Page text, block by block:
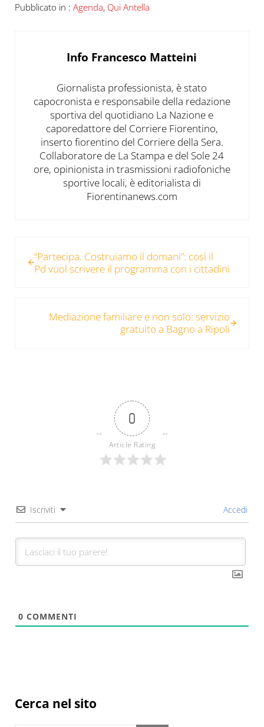
Pubblicato in : Agenda, Qui Antella
Info Francesco Matteini
Giornalista professionista, è stato
capocronista e responsabile della redazione
sportiva del quotidiano La Nazione e
caporedattore del Corriere Fiorentino,
inserto fiorentino del Corriere della Sera.
Collaboratore de La Stampa e del Sole 24
ore, opinionista in trasmissioni radiofoniche
sportive locali, è editorialista di
Fiorentinanews.com
“Partecipa. Costruiamo il domani”: così il
Pd vuol scrivere il programma con i cittadini
Mediazione familiare e non solo: servizio
gratuito a Bagno a Ripoli
0
Article Rating
Iscriviti Accedi
0 COMMENTI
Sidebar
Cerca nel sito